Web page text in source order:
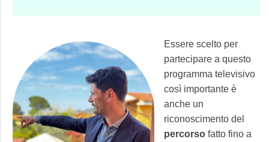
Essere scelto per
partecipare a questo
programma televisivo
così importante è
anche un
riconoscimento del
percorso fatto fino a